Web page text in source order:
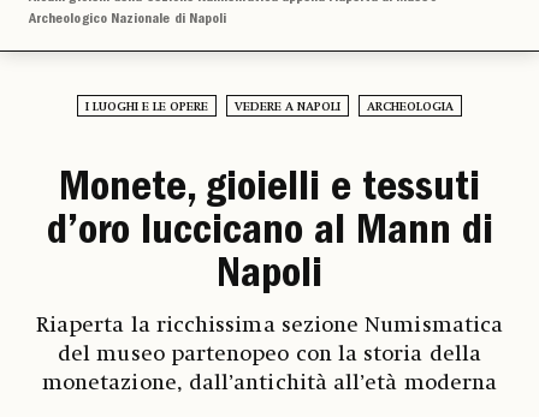
Archeologico Nazionale di Napoli
I LUOGHI E LE OPERE VEDERE A NAPOLI ARCHEOLOGIA
Monete, gioielli e tessuti
d’oro luccicano al Mann di
Napoli
Riaperta la ricchissima sezione Numismatica
del museo partenopeo con la storia della
monetazione, dall’antichità all’età moderna